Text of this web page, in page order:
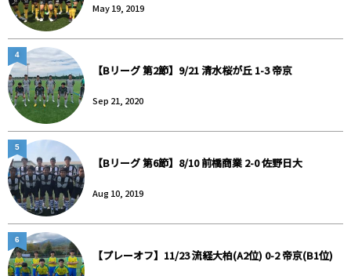
May 19, 2019
【Bリーグ 第2節】9/21 清水桜が丘 1-3 帝京
Sep 21, 2020
4
【Bリーグ 第6節】8/10 前橋商業 2-0 佐野日大
Aug 10, 2019
5
【プレーオフ】11/23 流経大柏(A2位) 0-2 帝京(B1位)
6